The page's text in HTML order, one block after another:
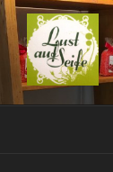
Zum
Inhalt
springen